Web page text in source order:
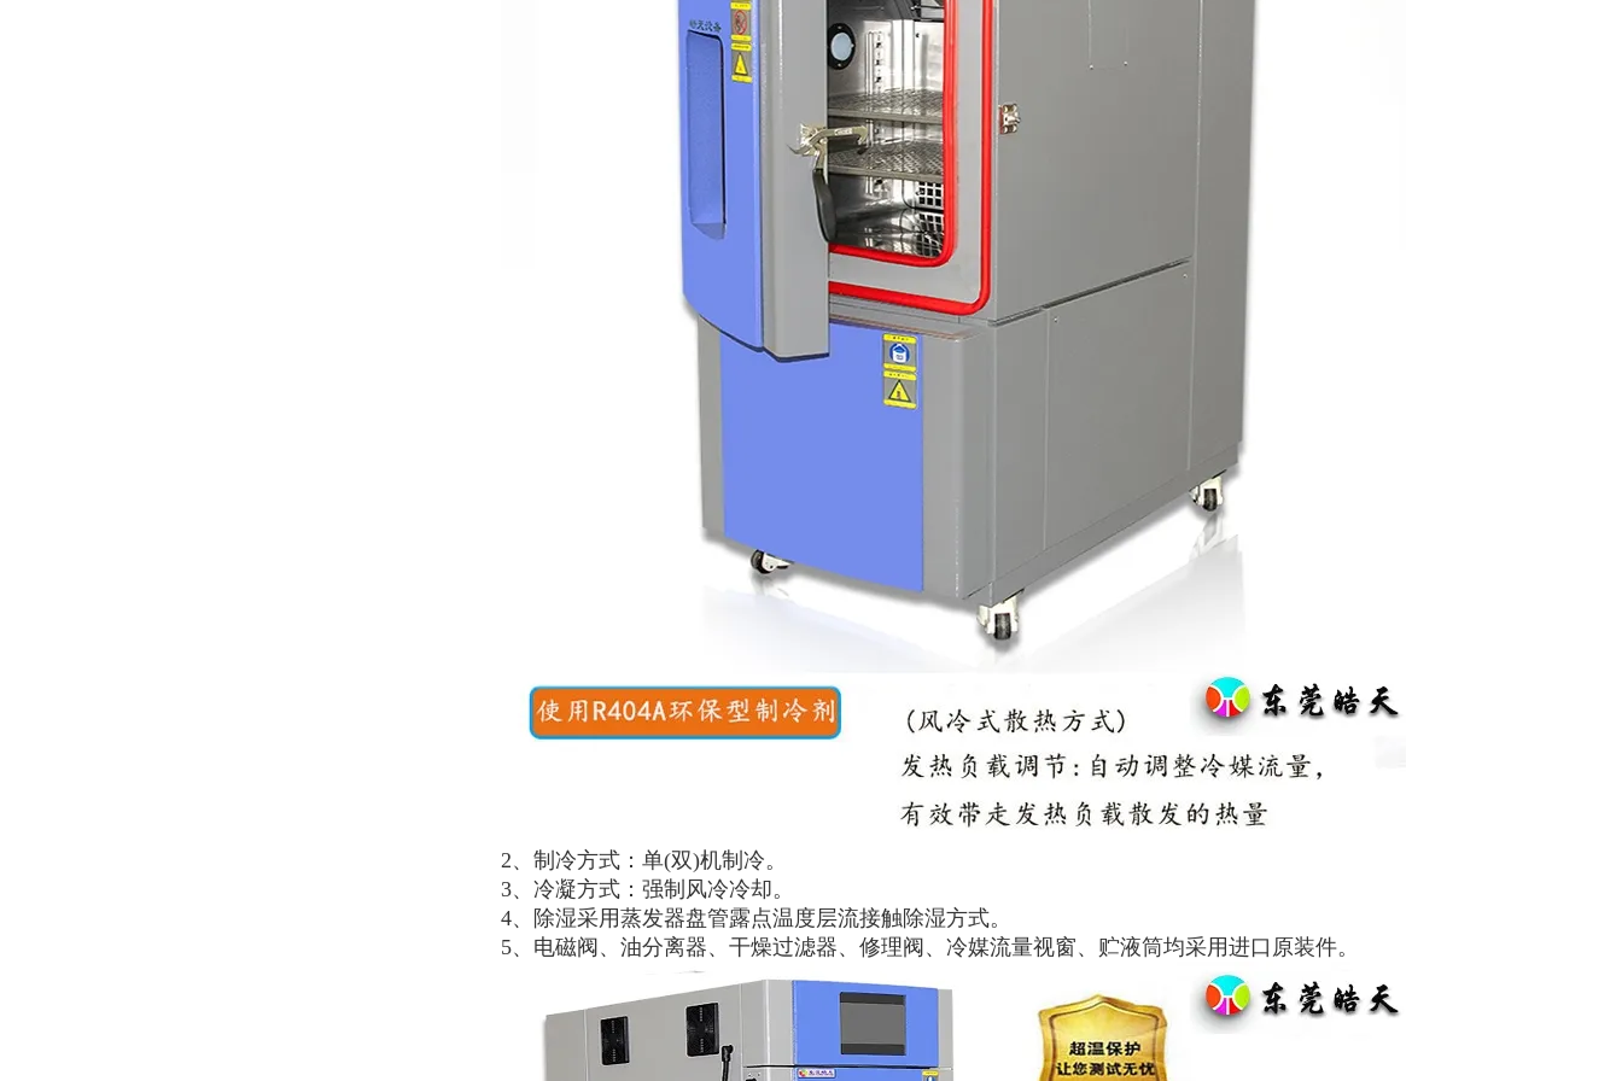
2、制冷方式：单(双)机制冷。
3、冷凝方式：强制风冷冷却。
4、除湿采用蒸发器盘管露点温度层流接触除湿方式。
5、电磁阀、油分离器、干燥过滤器、修理阀、冷媒流量视窗、贮液筒均采用进口原装件。